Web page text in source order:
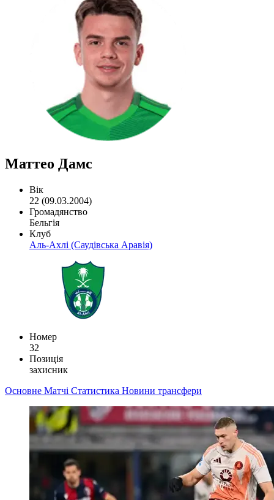
Маттео Дамс
Вік
22 (09.03.2004)
Громадянство
Бельгія
Клуб
Аль-Ахлі (Саудівська Аравія)
Номер
32
Позиція
захисник
Основне Матчі Статистика Новини трансфери